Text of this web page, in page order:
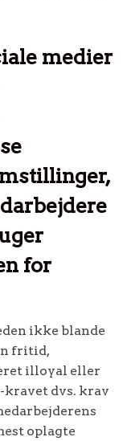
medier
for
ikke blande
fritid,
illoyal eller
kravet dvs. krav
oplagte